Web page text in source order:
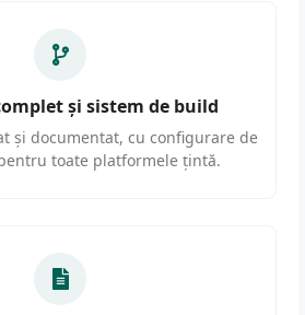
și sistem de build
și documentat, cu configurare de
toate platformele țintă.